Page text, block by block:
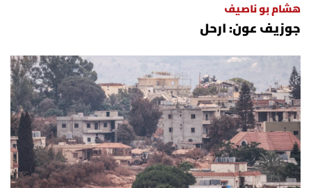
هشام بو ناصيف
جوزيف عون: ارحل